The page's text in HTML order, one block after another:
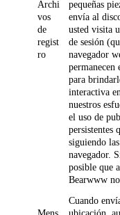
Archi
vos
de
regist
ro
pequeñas
envía al
usted visita
de sesión
navegador
permanecen
para
interactiva
nuestros
el uso de
persistentes
siguiendo
navegador.
posible que
Bearwww
Cuando